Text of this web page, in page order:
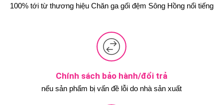
100% tới từ thương hiệu Chăn ga gối đệm Sông Hồng nổi tiếng
Chính sách bảo hành/đổi trả
nếu sản phẩm bị vấn đề lỗi do nhà sản xuất